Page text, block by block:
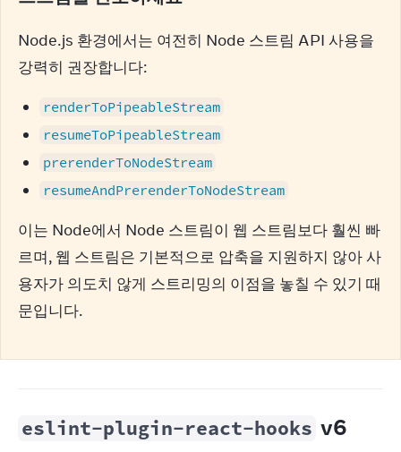
Node.js 환경에서는 여전히 Node 스트림 API 사용을
강력히 권장합니다:
renderToPipeableStream
resumeToPipeableStream
prerenderToNodeStream
resumeAndPrerenderToNodeStream
이는 Node에서 Node 스트림이 웹 스트림보다 훨씬 빠
르며, 웹 스트림은 기본적으로 압축을 지원하지 않아 사
용자가 의도치 않게 스트리밍의 이점을 놓칠 수 있기 때
문입니다.
eslint-plugin-react-hooks v6